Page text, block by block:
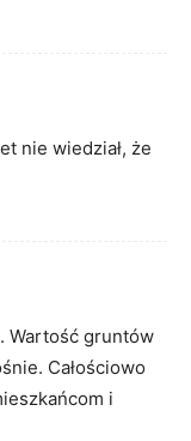
nie wiedział, że
Wartość gruntów
Całościowo
i